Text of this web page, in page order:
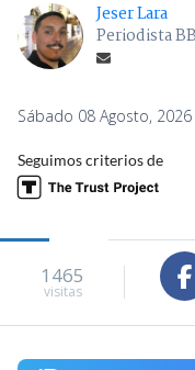
Jeser Lara
Periodista
Sábado 08 Agosto,
Seguimos criterios de
1465
visitas